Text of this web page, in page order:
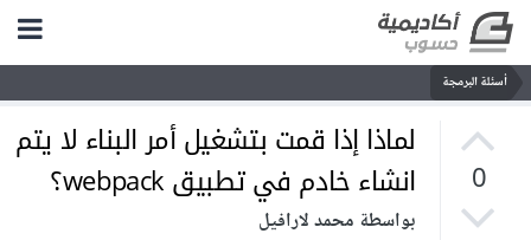
أسئلة البرمجة
0
لماذا إذا قمت بتشغيل أمر البناء لا يتم
انشاء خادم في تطبيق webpack؟
بواسطة محمد لارافيل